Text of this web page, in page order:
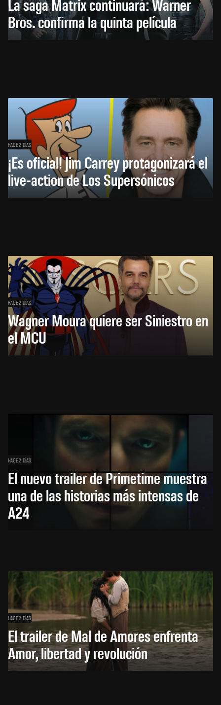
Bros. confirma la quinta película
HACE 2 DÍAS
¡Es oficial! Jim Carrey protagonizará el
live-action de Los Supersónicos
HACE 2 DÍAS
Wagner Moura quiere ser Siniestro en
el MCU
HACE 2 DÍAS
El nuevo trailer de Primetime muestra
una de las historias más intensas de
A24
HACE 2 DÍAS
El trailer de Mal de Amores enfrenta
Amor, libertad y revolución